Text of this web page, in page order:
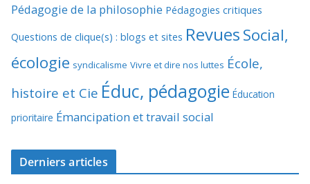
Pédagogie de la philosophie Pédagogies critiques
Questions de clique(s) : blogs et sites RevuesSocial,
écologie syndicalisme Vivre et dire nos luttes École,
histoire et Cie Éduc, pédagogie Éducation
prioritaire Émancipation et travail social
Derniers articles